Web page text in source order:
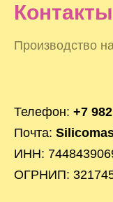
Контакты
Производство
Телефон: +7
Почта:
ИНН:
ОГРНИП: